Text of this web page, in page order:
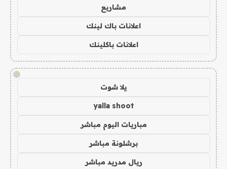
مشاريع
اعلانات باك لينك
اعلانات باكلينك
!
يلا شوت
yalla shoot
مباريات اليوم مباشر
برشلونة مباشر
ريال مدريد مباشر